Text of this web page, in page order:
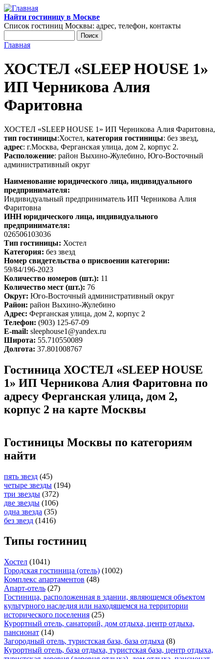
Перейти к основному содержанию
Найти гостиницу в Москве
Список гостиниц Москвы: адрес, телефон, контакты
Форма поиска
Главная
ХОСТЕЛ «SLEEP HOUSE 1»
ИП Черникова Алия
Фаритовна
ХОСТЕЛ «SLEEP HOUSE 1» ИП Черникова Алия Фаритовна,
тип гостиницы:Хостел, категория гостиницы: без звезд,
адрес: г.Москва, Ферганская улица, дом 2, корпус 2.
Расположение: район Выхино-Жулебино, Юго-Восточный
административный округ
Наименование юридического лица, индивидуального
предпринимателя:
Индивидуальный предприниматель ИП Черникова Алия
Фаритовна
ИНН юридического лица, индивидуального
предпринимателя:
026506103036
Тип гостиницы: Хостел
Категория: без звезд
Номер свидетельства о присвоении категории:
59/84/196-2023
Количество номеров (шт.): 11
Количество мест (шт.): 76
Округ: Юго-Восточный административный округ
Район: район Выхино-Жулебино
Адрес: Ферганская улица, дом 2, корпус 2
Телефон: (903) 125-67-09
E-mail: sleephouse1@yandex.ru
Широта: 55.710550089
Долгота: 37.801008767
Гостиница ХОСТЕЛ «SLEEP HOUSE
1» ИП Черникова Алия Фаритовна по
адресу Ферганская улица, дом 2,
корпус 2 на карте Москвы
Гостиницы Москвы по категориям
найти
пять звезд (45)
четыре звезды (194)
три звезды (372)
две звезды (106)
одна звезда (35)
без звезд (1416)
Типы гостиниц
Хостел (1041)
Городская гостиница (отель) (1002)
Комплекс апартаментов (48)
Апарт-отель (27)
Гостиница, расположенная в здании, являющемся объектом
культурного наследия или находящемся на территории
исторического поселения (25)
Курортный отель, санаторий, дом отдыха, центр отдыха,
пансионат (14)
Загородный отель, туристская база, база отдыха (8)
Курортный отель, база отдыха, туристская база, центр отдыха,